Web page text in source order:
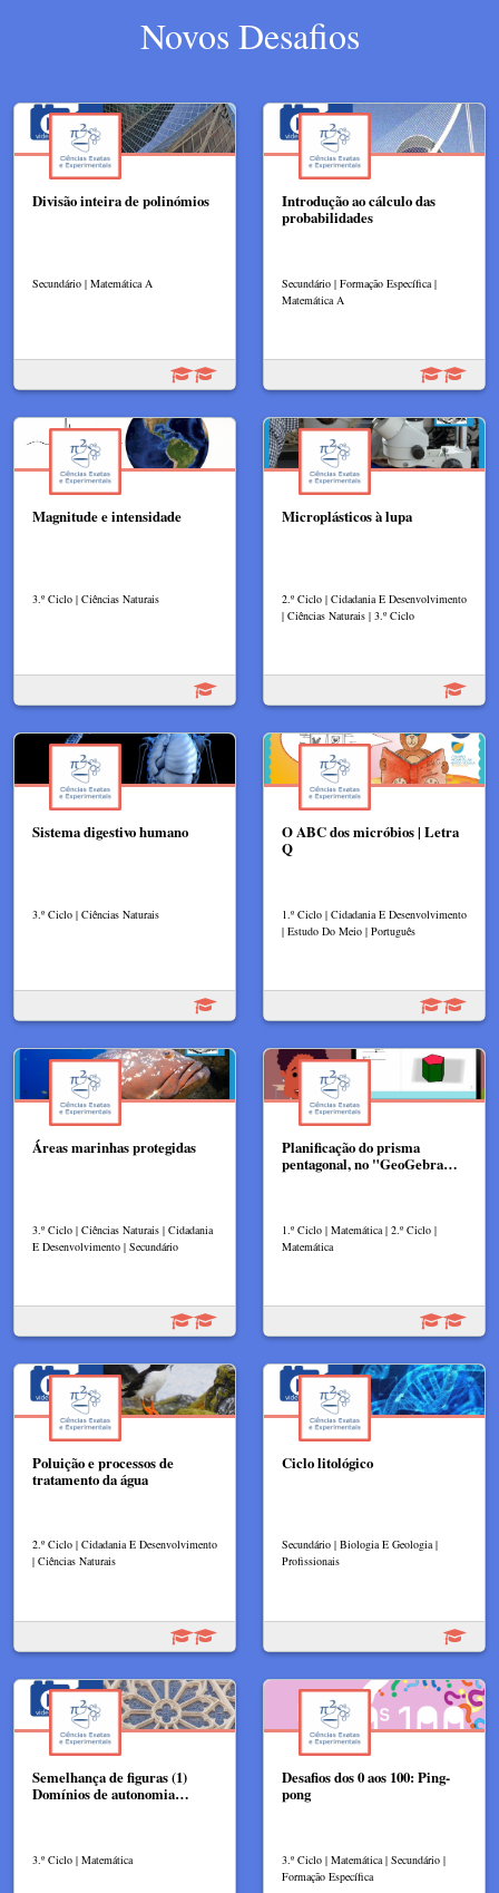
Novos Desafios
Divisão inteira de polinómios
Secundário | Matemática A
Introdução ao cálculo das
probabilidades
Secundário | Formação Específica |
Matemática A
Magnitude e intensidade
3.º Ciclo | Ciências Naturais
Microplásticos à lupa
2.º Ciclo | Cidadania E Desenvolvimento
| Ciências Naturais | 3.º Ciclo
Sistema digestivo humano
3.º Ciclo | Ciências Naturais
O ABC dos micróbios | Letra
Q
1.º Ciclo | Cidadania E Desenvolvimento
| Estudo Do Meio | Português
Áreas marinhas protegidas
3.º Ciclo | Ciências Naturais | Cidadania
E Desenvolvimento | Secundário
Planificação do prisma
pentagonal, no "GeoGebra…
1.º Ciclo | Matemática | 2.º Ciclo |
Matemática
Poluição e processos de
tratamento da água
2.º Ciclo | Cidadania E Desenvolvimento
| Ciências Naturais
Ciclo litológico
Secundário | Biologia E Geologia |
Profissionais
Semelhança de figuras (1)
Domínios de autonomia…
3.º Ciclo | Matemática
Desafios dos 0 aos 100: Ping-
pong
3.º Ciclo | Matemática | Secundário |
Formação Específica